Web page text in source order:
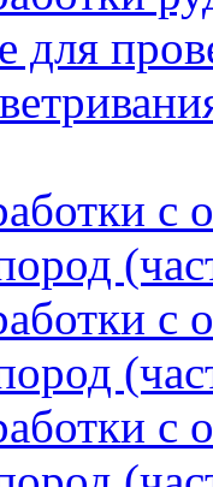
для
с
с
с